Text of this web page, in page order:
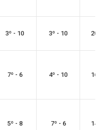
3º - 10 3º - 10 20
7º - 6 4º - 10 16
5º - 8 7º - 6 14